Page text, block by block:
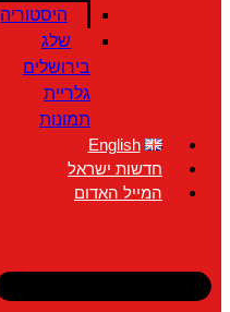
היסטוריה
שלג
בירושלים
גלריית
תמונות
English
חדשות ישראל
המייל האדום